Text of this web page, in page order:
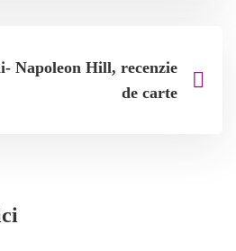
Napoleon Hill, recenzie
de carte